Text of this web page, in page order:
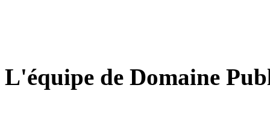
L'équipe de Domaine